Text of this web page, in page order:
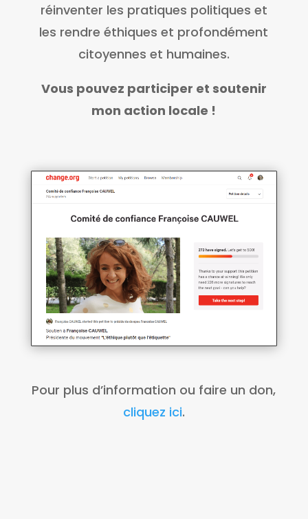
réinventer les pratiques politiques et
les rendre éthiques et profondément
citoyennes et humaines.
Vous pouvez participer et soutenir
mon action locale !
Pour plus d’information ou faire un don,
cliquez ici.